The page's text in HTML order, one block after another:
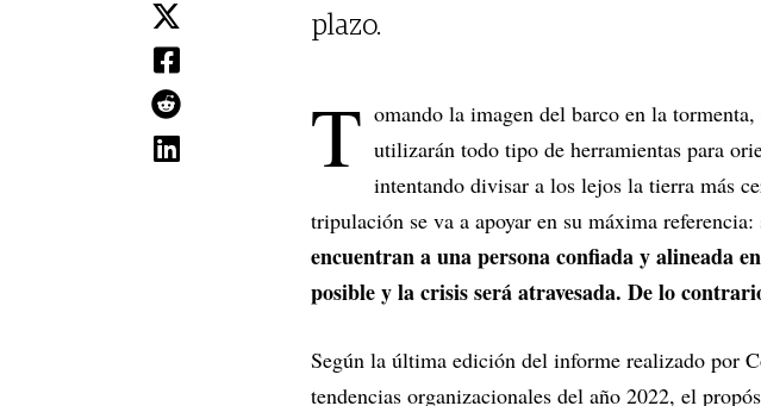
plazo.
T omando la imagen del barco en la
utilizarán todo tipo de herramientas para
intentando divisar a los lejos la tierra más
tripulación se va a apoyar en su máxima referencia:
encuentran a una persona confiada y alineada
posible y la crisis será atravesada. De lo
Según la última edición del informe realizado por
tendencias organizacionales del año 2022, el